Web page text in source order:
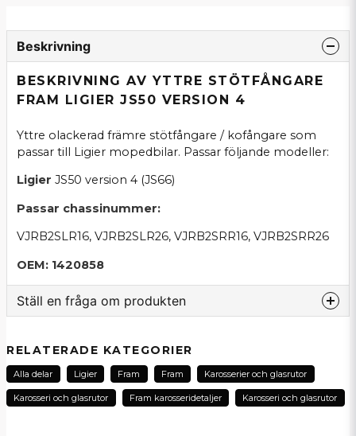
Beskrivning
BESKRIVNING AV YTTRE STÖTFÅNGARE
FRAM LIGIER JS50 VERSION 4
Yttre olackerad främre stötfångare / kofångare som
passar till Ligier mopedbilar. Passar följande modeller:
Ligier JS50 version 4 (JS66)
Passar chassinummer:
VJRB2SLR16, VJRB2SLR26, VJRB2SRR16, VJRB2SRR26
OEM: 1420858
Ställ en fråga om produkten
Fråga oss om denna produkt...
RELATERADE KATEGORIER
Alla delar Ligier Fram Fram Karosserier och glasrutor
Karosseri och glasrutor Fram karosseridetaljer Karosseri och glasrutor